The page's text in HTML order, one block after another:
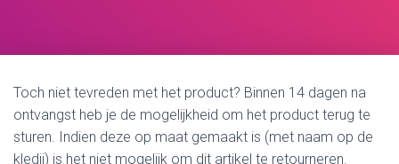
Toch niet tevreden met het product? Binnen 14 dagen na
ontvangst heb je de mogelijkheid om het product terug te
sturen. Indien deze op maat gemaakt is (met naam op de
kledij) is het niet mogelijk om dit artikel te retourneren.